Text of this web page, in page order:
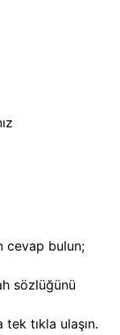
cevap bulun;
sözlüğünü
tek tıkla ulaşın.